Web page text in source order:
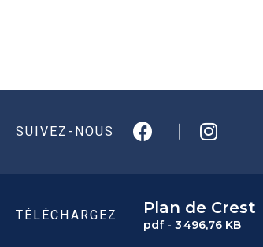
SUIVEZ-NOUS
TÉLÉCHARGEZ Plan de Crest
pdf - 3 496,76 KB